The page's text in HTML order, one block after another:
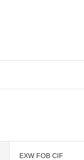
EXW FOB CIF